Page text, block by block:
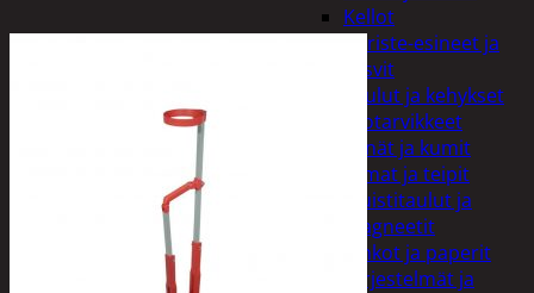
Kellot
Koriste-esineet ja
kasvit
Taulut ja kehykset
Toimistotarvikkeet
Kynät ja kumit
Liimat ja teipit
Muistitaulut ja
magneetit
Vihkot ja paperit
Turvajärjestelmät ja